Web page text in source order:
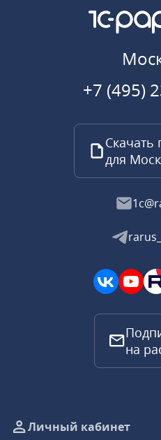
+7 (495)
Скачать
для
на
Личный кабинет